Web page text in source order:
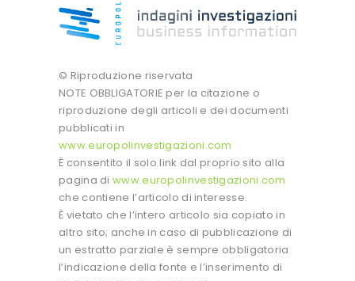
© Riproduzione riservata
NOTE OBBLIGATORIE per la citazione o
riproduzione degli articoli e dei documenti
pubblicati in
www.europolinvestigazioni.com
È consentito il solo link dal proprio sito alla
pagina di www.europolinvestigazioni.com
che contiene l’articolo di interesse.
È vietato che l’intero articolo sia copiato in
altro sito; anche in caso di pubblicazione di
un estratto parziale è sempre obbligatoria
l’indicazione della fonte e l’inserimento di